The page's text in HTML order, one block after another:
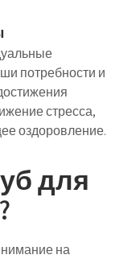
потребности и
стресса,
оздоровление.
для
на